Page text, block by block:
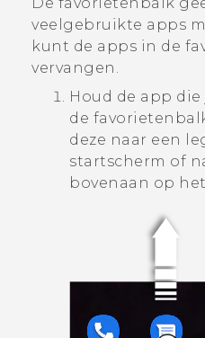
veelgebruikte apps
kunt de apps in de
vervangen.
Houd de app
de
deze naar een
startscherm of
bovenaan op